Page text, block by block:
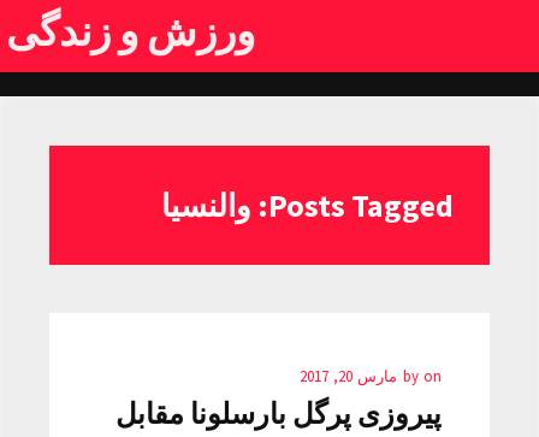
ورزش و زندگی
Posts Tagged: والنسیا
by on مارس 20, 2017
پیروزی پرگل بارسلونا مقابل